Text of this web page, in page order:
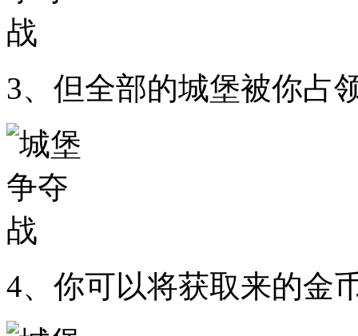
3、但全部的城堡被你占
4、你可以将获取来的金